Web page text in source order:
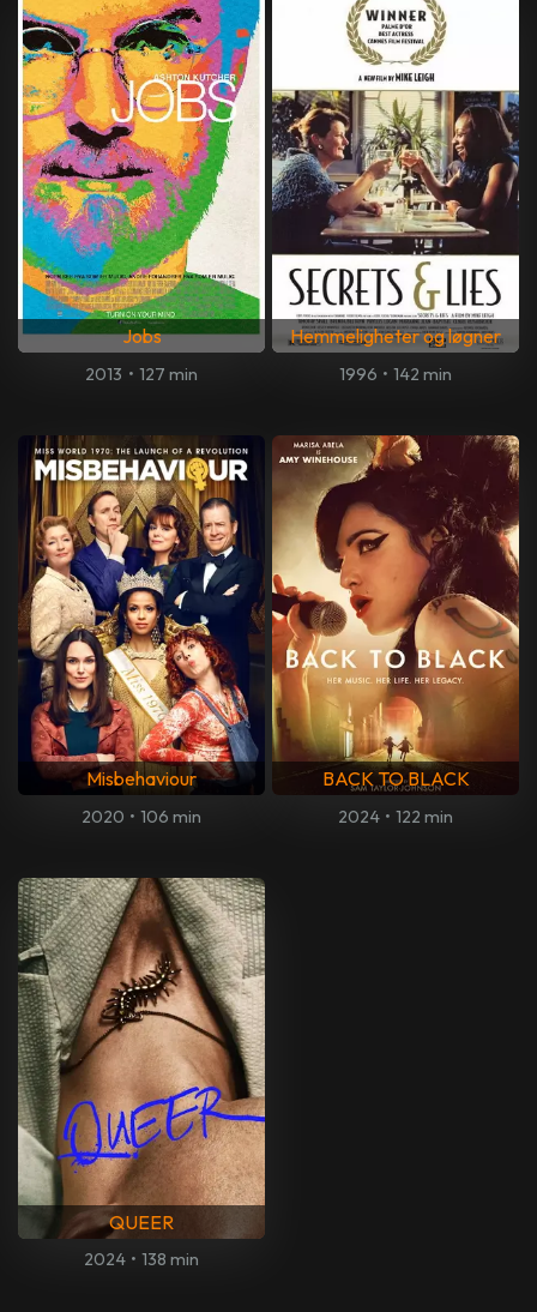
Jobs
2013 • 127 min
Hemmeligheter og løgner
1996 • 142 min
Misbehaviour
2020 • 106 min
BACK TO BLACK
2024 • 122 min
QUEER
2024 • 138 min